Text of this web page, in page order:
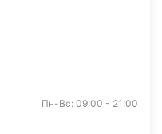
Пн-Вс: 09:00 - 21:00